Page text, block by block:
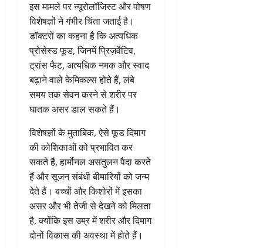
इस मामले पर न्यूरोलॉजिस्ट और पोषण
विशेषज्ञों ने गंभीर चिंता जताई है।
डॉक्टरों का कहना है कि अत्यधिक
प्रोसेस्ड फूड, जिनमें प्रिज़र्वेटिव,
ट्रांस फैट, अत्यधिक नमक और स्वाद
बढ़ाने वाले केमिकल्स होते हैं, लंबे
समय तक सेवन करने से शरीर पर
घातक असर डाल सकते हैं।
विशेषज्ञों के मुताबिक, ऐसे फूड दिमाग
की कोशिकाओं को प्रभावित कर
सकते हैं, हार्मोनल असंतुलन पैदा करते
हैं और सूजन संबंधी बीमारियों को जन्म
देते हैं। बच्चों और किशोरों में इसका
असर और भी तेजी से देखने को मिलता
है, क्योंकि इस उम्र में शरीर और दिमाग
दोनों विकास की अवस्था में होते हैं।